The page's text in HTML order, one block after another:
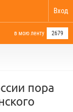
Вход
в мою ленту 2679
пора